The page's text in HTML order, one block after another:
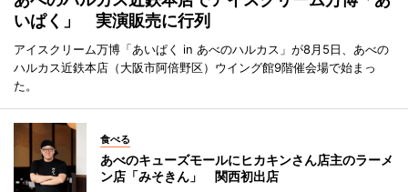
いぱく」 実演販売に行列
アイスクリーム万博「あいぱく in あべのハルカス」が8月5日、あべの
ハルカス近鉄本店（大阪市阿倍野区）ウイング館9階催会場で始まっ
た。
食べる
あべのキューズモールにヒカキンさん店主のラーメ
ン店「みそきん」 関西初出店